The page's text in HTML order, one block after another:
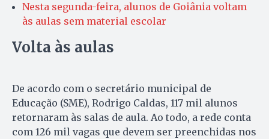
Nesta segunda-feira, alunos de Goiânia voltam
às aulas sem material escolar
Volta às aulas
De acordo com o secretário municipal de
Educação (SME), Rodrigo Caldas, 117 mil alunos
retornaram às salas de aula. Ao todo, a rede conta
com 126 mil vagas que devem ser preenchidas nos